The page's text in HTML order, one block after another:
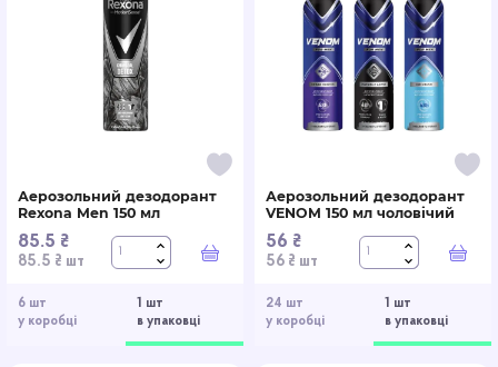
6 шт
у коробці
1 шт
в упаковці
Аерозольний дезодорант
Rexona Men 150 мл
85.5 ₴
85.5 ₴ шт У кошик
24 шт
у коробці
1 шт
в упаковці
Аерозольний дезодорант
VENOM 150 мл чоловічий
56 ₴
56 ₴ шт У